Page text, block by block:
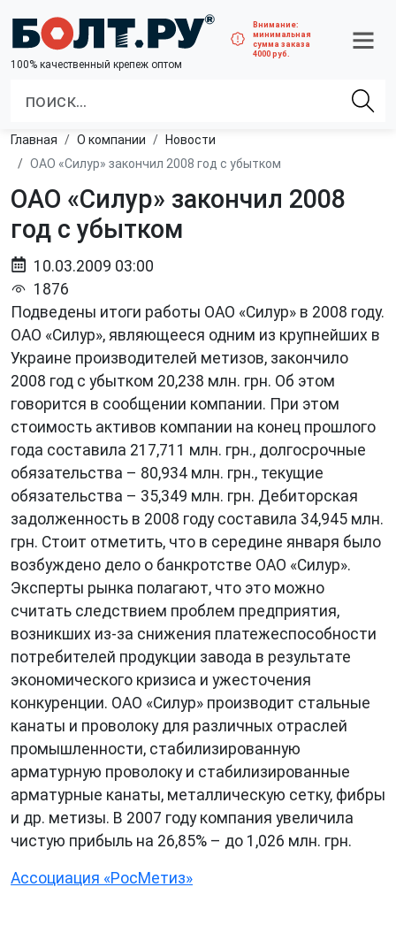
100% качественный крепеж оптом
Внимание:
минимальная
сумма заказа
4000 руб.
Главная О компании
Новости
ОАО «Силур» закончил 2008 год с убытком
ОАО «Силур» закончил 2008
год с убытком
10.03.2009 03:00
1876
Подведены итоги работы ОАО «Силур» в 2008 году.
ОАО «Силур», являющееся одним из крупнейших в
Украине производителей метизов, закончило
2008 год с убытком 20,238 млн. грн. Об этом
говорится в сообщении компании. При этом
стоимость активов компании на конец прошлого
года составила 217,711 млн. грн., долгосрочные
обязательства – 80,934 млн. грн., текущие
обязательства – 35,349 млн. грн. Дебиторская
задолженность в 2008 году составила 34,945 млн.
грн. Стоит отметить, что в середине января было
возбуждено дело о банкротстве ОАО «Силур».
Эксперты рынка полагают, что это можно
считать следствием проблем предприятия,
возникших из-за снижения платежеспособности
потребителей продукции завода в результате
экономического кризиса и ужесточения
конкуренции. ОАО «Силур» производит стальные
канаты и проволоку для различных отраслей
промышленности, стабилизированную
арматурную проволоку и стабилизированные
арматурные канаты, металлическую сетку, фибры
и др. метизы. В 2007 году компания увеличила
чистую прибыль на 26,85% – до 1,026 млн. грн.
Ассоциация «РосМетиз»